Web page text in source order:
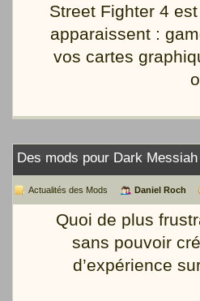
Street Fighter 4
apparaissent :
vos cartes
Des mods pour Dark
Actualités des Mods Daniel Roch
Quoi de plus
sans pouvoir
d’expérience